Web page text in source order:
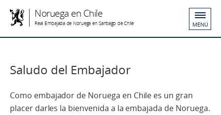
Noruega en Chile
Real Embajada de Noruega en Santiago de Chile MENÚ
Saludo del Embajador
Como embajador de Noruega en Chile es un gran
placer darles la bienvenida a la embajada de Noruega.